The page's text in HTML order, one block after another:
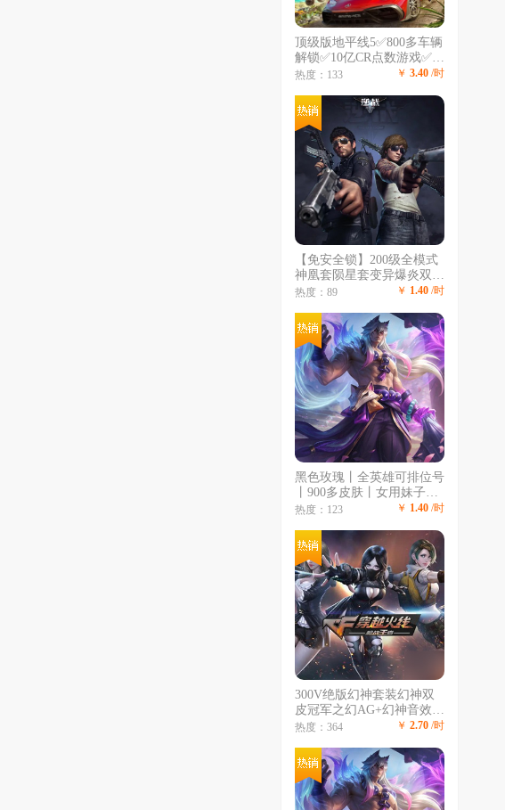
顶级版地平线5✅800多车辆
解锁✅10亿CR点数游戏✅超
级抽奖10万✅S26赛季前车
热度：133 ￥ 3.40 /时
【免安全锁】200级全模式
神凰套陨星套变异爆炎双铳
英雄游侠狂怒银河赛罗量子
热度：89 ￥ 1.40 /时
黑色玫瑰丨全英雄可排位号
丨900多皮肤丨女用妹子号
丨炫彩黑色龙瞎丨龙琴丨龙
热度：123 ￥ 1.40 /时
300V绝版幻神套装幻神双
皮冠军之幻AG+幻神音效卡
星神白虎QBZ传说暗裔双雷
王者15四防10音效卡
热度：364 ￥ 2.70 /时